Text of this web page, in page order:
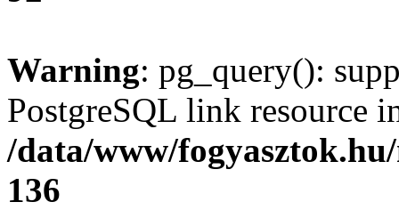
Warning: pg_query():
PostgreSQL link resource
/data/www/
136